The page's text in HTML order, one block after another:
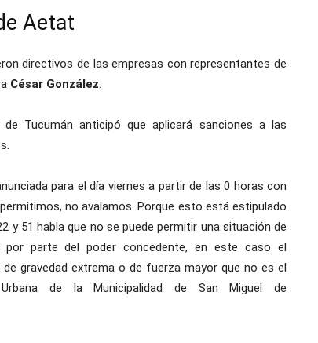
Aetat
directivos de las empresas con representantes de
César González.
Tucumán anticipó que aplicará sanciones a las
para el día viernes a partir de las 0 horas con
no avalamos. Porque esto está estipulado
y 51 habla que no se puede permitir una situación de
parte del poder concedente, en este caso el
gravedad extrema o de fuerza mayor que no es el
de la Municipalidad de San Miguel de